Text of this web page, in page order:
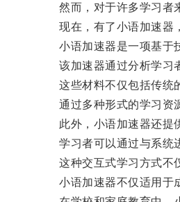
然而，对于许多学习者来
现在，有了小语加速器，
小语加速器是一项基于技
该加速器通过分析学习者
这些材料不仅包括传统的
通过多种形式的学习资源
此外，小语加速器还提供
学习者可以通过与系统进
这种交互式学习方式不仅
小语加速器不仅适用于成